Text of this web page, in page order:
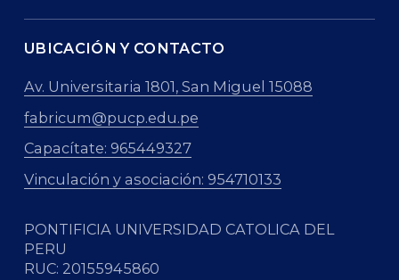
UBICACIÓN Y CONTACTO
Av. Universitaria 1801, San Miguel 15088
fabricum@pucp.edu.pe
Capacítate: 965449327
Vinculación y asociación: 954710133
PONTIFICIA UNIVERSIDAD CATOLICA DEL
PERU
RUC: 20155945860